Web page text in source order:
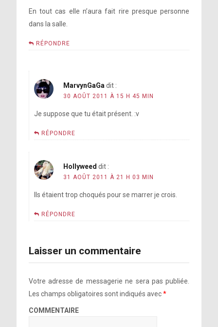
En tout cas elle n’aura fait rire presque personne
dans la salle.
RÉPONDRE
MarvynGaGa dit :
30 AOÛT 2011 À 15 H 45 MIN
Je suppose que tu était présent. :v
RÉPONDRE
Hollyweed dit :
31 AOÛT 2011 À 21 H 03 MIN
Ils étaient trop choqués pour se marrer je crois.
RÉPONDRE
Laisser un commentaire
Votre adresse de messagerie ne sera pas publiée.
Les champs obligatoires sont indiqués avec*
COMMENTAIRE